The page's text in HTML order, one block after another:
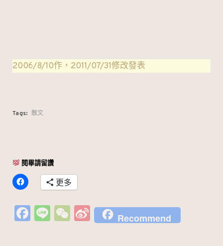
2006/8/10作，2011/07/31修改發表
Tags: 散文
閱畢請留讚
更多
Fa Li W Si
n
Recommend